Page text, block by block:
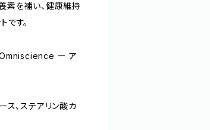
素を補い、健康維持
です。
Omniscience ー ア
ス、ステアリン酸カ